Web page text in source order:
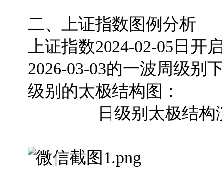
二、上证指数图例分析
上证指数2024-02-05日
2026-03-03的一波周级别
级别的太极结构图：
日级别太极结构